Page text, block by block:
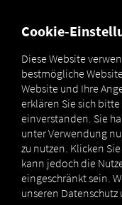
ES
VIELE
... und RIO
Als einziger am
für Ihren
Cookie-
Diese Website
bestmögliche
Website und Ihre
erklären Sie sich
einverstanden. Sie
unter Verwendung
zu nutzen. Klicken
kann jedoch die
eingeschränkt sein.
unseren